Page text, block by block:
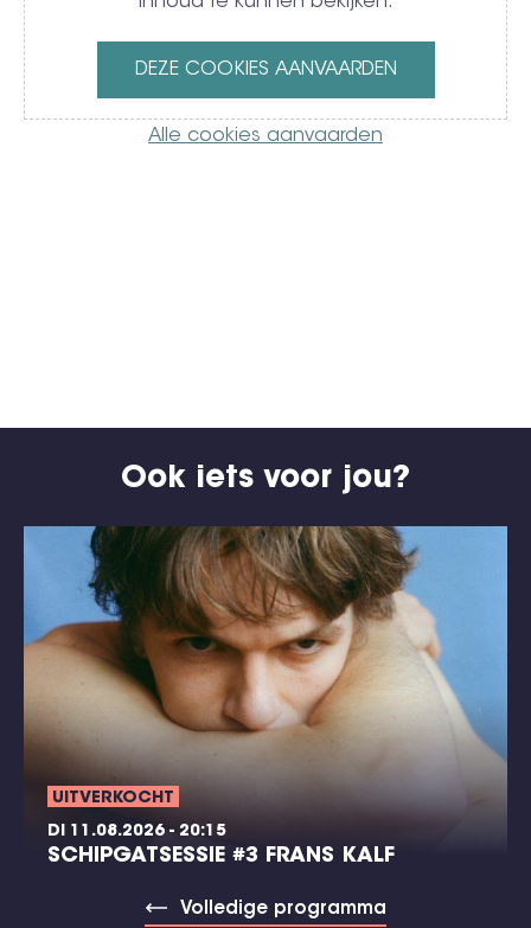
DEZE COOKIES AANVAARDEN
Alle cookies aanvaarden
Ook iets voor jou?
UITVERKOCHT
DI 11.08.2026 - 20:15
SCHIPGATSESSIE #3 FRANS KALF
Volledige programma